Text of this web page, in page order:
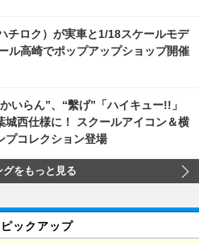
チロク）が実車と1/18スケールモデ
ル高崎でポップアップショップ開催
いらん”、“繫げ”「ハイキュー!!」
城西仕様に！ スクールアイコン＆横
プコレクション登場
グをもっと見る
ックアップ